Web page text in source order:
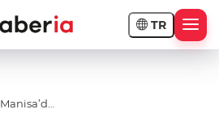
TR
Manisa’da